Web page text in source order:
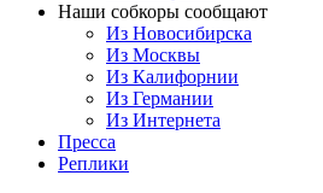
Наши собкоры сообщают
Из Новосибирска
Из Москвы
Из Калифорнии
Из Германии
Из Интернета
Пресса
Реплики